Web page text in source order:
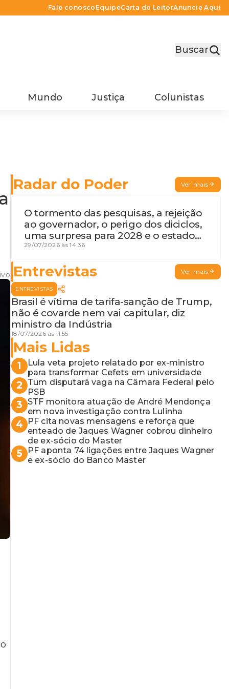
Fale conosco EquipeCarta do LeitorAnuncie Aqui
Buscar
Mundo Justiça Colunistas
Radar do Poder Ver mais
O tormento das pesquisas, a rejeição
ao governador, o perigo dos diciclos,
uma surpresa para 2028 e o estado
de terceira guerra mundial
29/07/2026 às 14:36
Entrevistas Ver mais
ENTREVISTAS
Brasil é vítima de tarifa-sanção de Trump,
não é covarde nem vai capitular, diz
ministro da Indústria
18/07/2026 às 11:55
Mais Lidas
1
Lula veta projeto relatado por ex-ministro
para transformar Cefets em universidade
2
Tum disputará vaga na Câmara Federal pelo
PSB
3
STF monitora atuação de André Mendonça
em nova investigação contra Lulinha
4
PF cita novas mensagens e reforça que
enteado de Jaques Wagner cobrou dinheiro
de ex-sócio do Master
5
PF aponta 74 ligações entre Jaques Wagner
e ex-sócio do Banco Master